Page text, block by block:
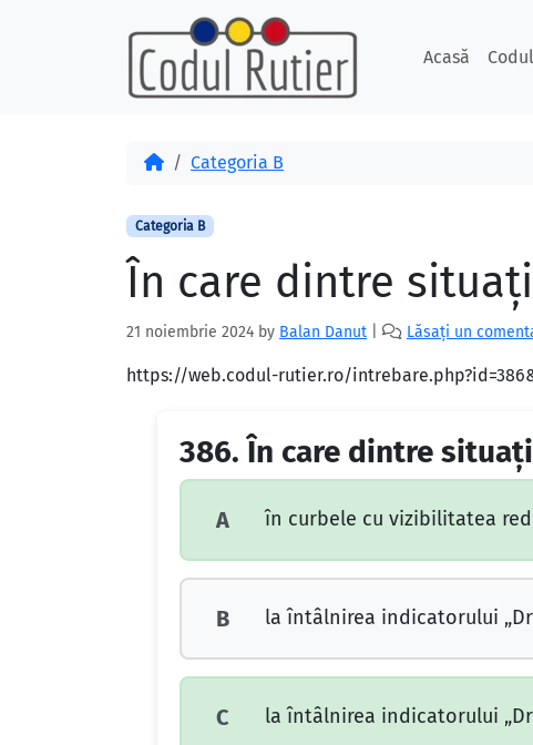
Acasă
AcasăCategoria B
Categoria B
În care dintre
21 noiembrie 2024 by Balan Danut Lăsați un
https://web.codul-rutier.ro/
386. În care dintre
A în curbele cu vizibilitatea
B la întâlnirea indicatorului
C la întâlnirea indicatorului